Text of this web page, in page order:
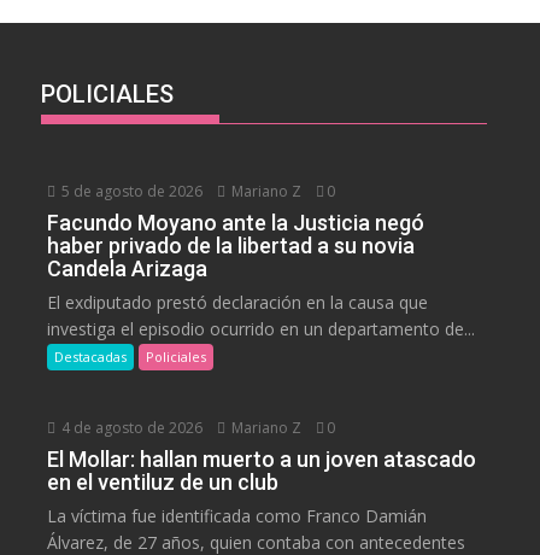
POLICIALES
5 de agosto de 2026 Mariano Z 0
Facundo Moyano ante la Justicia negó
haber privado de la libertad a su novia
Candela Arizaga
El exdiputado prestó declaración en la causa que
investiga el episodio ocurrido en un departamento de...
Destacadas Policiales
4 de agosto de 2026 Mariano Z 0
El Mollar: hallan muerto a un joven atascado
en el ventiluz de un club
La víctima fue identificada como Franco Damián
Álvarez, de 27 años, quien contaba con antecedentes